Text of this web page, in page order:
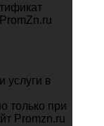
в
только при
Promzn.ru